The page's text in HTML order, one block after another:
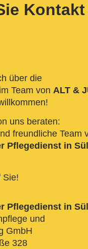
Kontakt
über die
Team von ALT &
uns beraten:
freundliche Team
Pflegedienst in
Sie!
Pflegedienst in
und
GmbH
328